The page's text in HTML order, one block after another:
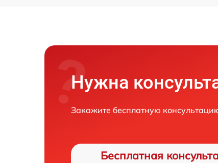
Нужна
Закажите бесплатную
Бесплатная